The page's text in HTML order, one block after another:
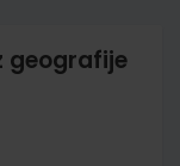
geografije